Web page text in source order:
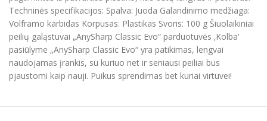
Techninės specifikacijos: Spalva: Juoda Galandinimo medžiaga:
Volframo karbidas Korpusas: Plastikas Svoris: 100 g Šiuolaikiniai
peilių galąstuvai „AnySharp Classic Evo“ parduotuvės ‚Kolba‘
pasiūlyme „AnySharp Classic Evo“ yra patikimas, lengvai
naudojamas įrankis, su kuriuo net ir seniausi peiliai bus
pjaustomi kaip nauji. Puikus sprendimas bet kuriai virtuvei!